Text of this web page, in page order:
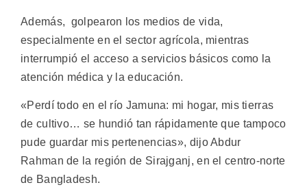
Además, golpearon los medios de vida,
especialmente en el sector agrícola, mientras
interrumpió el acceso a servicios básicos como la
atención médica y la educación.
«Perdí todo en el río Jamuna: mi hogar, mis tierras
de cultivo… se hundió tan rápidamente que tampoco
pude guardar mis pertenencias», dijo Abdur
Rahman de la región de Sirajganj, en el centro-norte
de Bangladesh.